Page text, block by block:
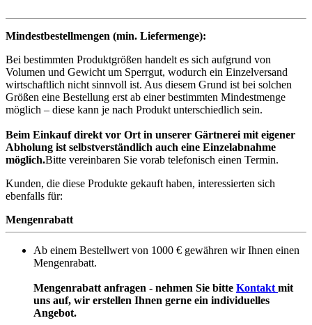
Mindestbestellmengen (min. Liefermenge):
Bei bestimmten Produktgrößen handelt es sich aufgrund von
Volumen und Gewicht um Sperrgut, wodurch ein Einzelversand
wirtschaftlich nicht sinnvoll ist. Aus diesem Grund ist bei solchen
Größen eine Bestellung erst ab einer bestimmten Mindestmenge
möglich – diese kann je nach Produkt unterschiedlich sein.
Beim Einkauf direkt vor Ort in unserer Gärtnerei mit eigener
Abholung ist selbstverständlich auch eine Einzelabnahme
möglich.Bitte vereinbaren Sie vorab telefonisch einen Termin.
Kunden, die diese Produkte gekauft haben, interessierten sich
ebenfalls für:
Mengenrabatt
Ab einem Bestellwert von 1000 € gewähren wir Ihnen einen
Mengenrabatt.
Mengenrabatt anfragen - nehmen Sie bitte Kontakt mit
uns auf, wir erstellen Ihnen gerne ein individuelles
Angebot.